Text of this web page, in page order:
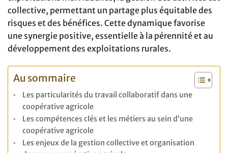
collective, permettant un partage plus équitable des
risques et des bénéfices. Cette dynamique favorise
une synergie positive, essentielle à la pérennité et au
développement des exploitations rurales.
Au sommaire
Les particularités du travail collaboratif dans une
coopérative agricole
Les compétences clés et les métiers au sein d’une
coopérative agricole
Les enjeux de la gestion collective et organisation